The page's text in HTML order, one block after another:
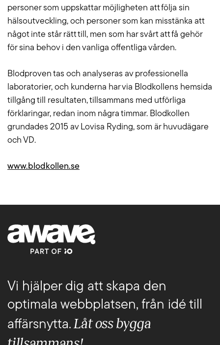
personer som uppskattar möjligheten att följa sin
hälsoutveckling, och personer som kan misstänka att
något inte står rätt till, men som har svårt att få gehör
för sina behov i den vanliga offentliga vården.
Blodproven tas och analyseras av professionella
laboratorier, och kunderna har via Blodkollens hemsida
tillgång till resultaten, tillsammans med utförliga
förklaringar, redan inom några timmar. Blodkollen
grundades 2015 av Lovisa Ryding, som är huvudägare
och VD.
www.blodkollen.se
Vi hjälper dig att skapa den
optimala webbplatsen, från idé till
affärsnytta. Låt oss bygga